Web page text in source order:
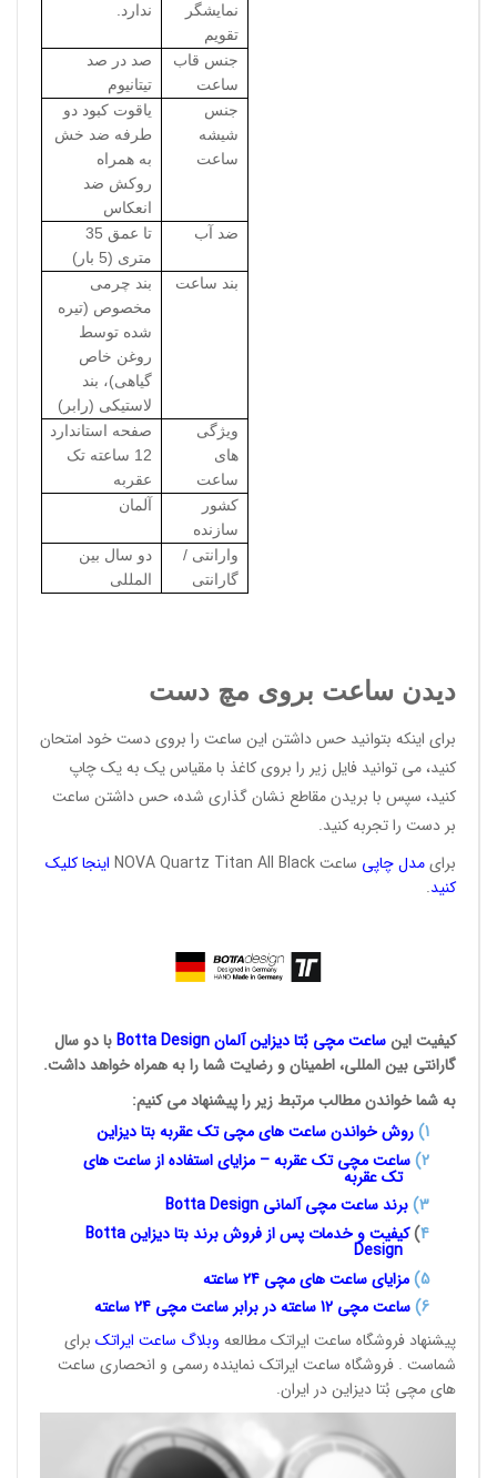
نمایشگر
تقویم
ندارد.
جنس قاب
ساعت
صد در صد
تیتانیوم
جنس
شیشه
ساعت
یاقوت کبود دو
طرفه ضد خش
به همراه
روکش ضد
انعکاس
ضد آب
تا عمق 35
متری (5 بار)
بند ساعت
بند چرمی
مخصوص (تیره
شده توسط
روغن خاص
گیاهی)، بند
لاستیکی (رابر)
ویژگی
های
ساعت
صفحه استاندارد
12 ساعته تک
عقربه
کشور
سازنده
آلمان
وارانتی /
گارانتی
دو سال بین
المللی
دیدن ساعت بروی مچ دست
برای اینکه بتوانید حس داشتن این ساعت را بروی دست خود امتحان
کنید، می توانید فایل زیر را بروی کاغذ با مقیاس یک به یک چاپ
کنید، سپس با بریدن مقاطع نشان گذاری شده، حس داشتن ساعت
بر دست را تجربه کنید.
برایمدلچاپی ساعت NOVA Quartz Titan All Black اینجاکلیک
کنید.
کیفیت اینساعت مچی بُتادیزاین آلمانBotta Designبا دو سال
گارانتی بین المللی، اطمینان و رضایت شما را به همراه خواهد داشت.
به شما خواندن مطالب مرتبط زیر را پیشنهاد می کنیم:
1
)روش خواندن ساعت های مچی تکعقربه بتا دیزاین
2) ساعت مچی تک عقربه – مزایای استفاده از ساعت های
تک عقربه
3
)برند ساعت مچی آلمانی Botta Design
4
)کیفیت و خدمات پس از فروش برند بتا دیزاینBotta
Design
5) مزایای ساعت های مچی 24
ساعته
6) ساعت مچی 12 ساعته در برابر ساعت
مچی 24 ساعته
پیشنهاد فروشگاه ساعت ایراتک مطالعه وبلاگ ساعت ایراتک برای
شماست . فروشگاه ساعت ایراتک نماینده رسمی و انحصاری ساعت
های مچی بُتا دیزاین در ایران.